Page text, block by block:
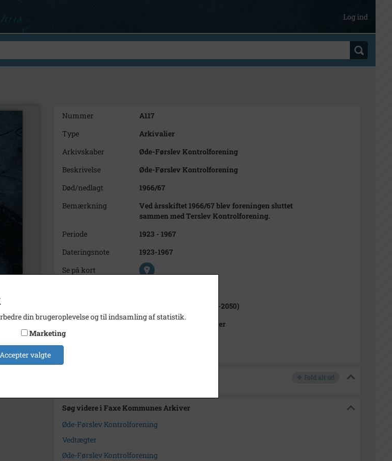
Log ind
Nummer
A117
Type
Arkivalier
Arkivskaber
Øde-Førslev Kontrolforening
Beskrivelse
Øde-Førslev Kontrolforening
Død/nedlagt
1966/67
Bemærkning
Ved årsskiftet 1966/67 blev foreningen sluttet
sammen med Terslev Kontrolforening.
Periode
1923 - 1967
Dateringsnote
1923-1967
Se på kort
Øde Førslev Sogn (1000-2050)
Arkiv
Faxe Kommunes Arkiver
Fold alt ud
Søg videre i Faxe Kommunes Arkiver
Øde-Førslev Kontrolforening
Vedtægter
Øde-Førslev Kontrolforening
din brugeroplevelse og til indsamling af statistik.
Marketing
Accepter valgte